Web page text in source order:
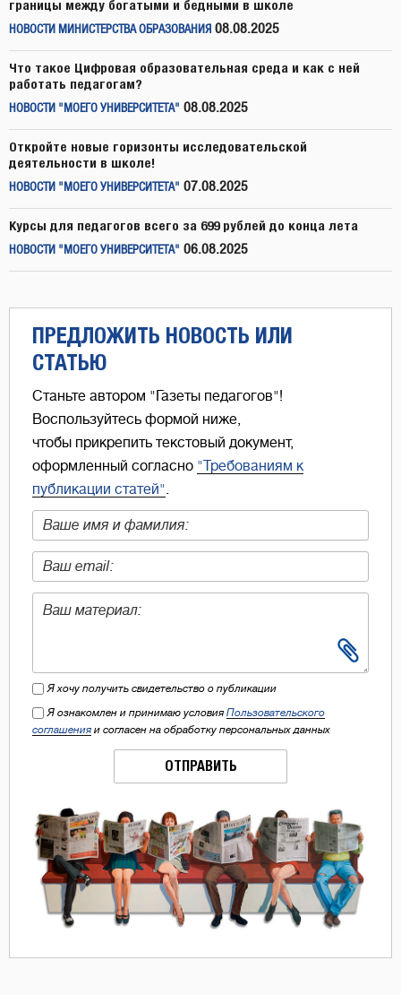
границы между богатыми и бедными в школе
НОВОСТИ МИНИСТЕРСТВА ОБРАЗОВАНИЯ 08.08.2025
Что такое Цифровая образовательная среда и как с ней
работать педагогам?
НОВОСТИ "МОЕГО УНИВЕРСИТЕТА" 08.08.2025
Откройте новые горизонты исследовательской
деятельности в школе!
НОВОСТИ "МОЕГО УНИВЕРСИТЕТА" 07.08.2025
Курсы для педагогов всего за 699 рублей до конца лета
НОВОСТИ "МОЕГО УНИВЕРСИТЕТА" 06.08.2025
ПРЕДЛОЖИТЬ НОВОСТЬ ИЛИ
СТАТЬЮ
Станьте автором "Газеты педагогов"!
Воспользуйтесь формой ниже,
чтобы прикрепить текстовый документ,
оформленный согласно "Требованиям к
публикации статей".
Я хочу получить свидетельство о публикации
Я ознакомлен и принимаю условия Пользовательского
соглашения и согласен на обработку персональных данных
ОТПРАВИТЬ